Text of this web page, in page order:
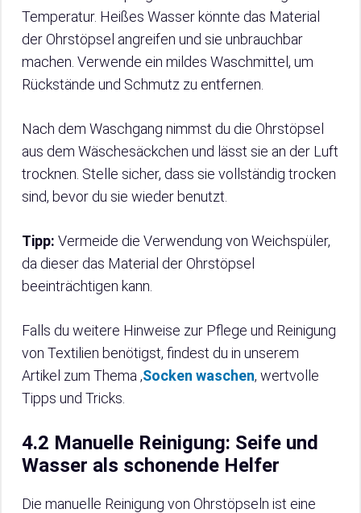
Temperatur. Heißes Wasser könnte das Material
der Ohrstöpsel angreifen und sie unbrauchbar
machen. Verwende ein mildes Waschmittel, um
Rückstände und Schmutz zu entfernen.
Nach dem Waschgang nimmst du die Ohrstöpsel
aus dem Wäschesäckchen und lässt sie an der Luft
trocknen. Stelle sicher, dass sie vollständig trocken
sind, bevor du sie wieder benutzt.
Tipp: Vermeide die Verwendung von Weichspüler,
da dieser das Material der Ohrstöpsel
beeinträchtigen kann.
Falls du weitere Hinweise zur Pflege und Reinigung
von Textilien benötigst, findest du in unserem
Artikel zum Thema ‚Socken waschen‚ wertvolle
Tipps und Tricks.
4.2 Manuelle Reinigung: Seife und
Wasser als schonende Helfer
Die manuelle Reinigung von Ohrstöpseln ist eine